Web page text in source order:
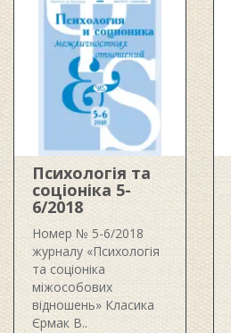
Психологія та
соціоніка 5-
6/2018
Номер № 5-6/2018
журналу «Психологія
та соціоніка
міжособових
відношень» Класика
Єрмак В..